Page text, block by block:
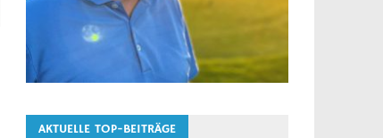
AKTUELLE TOP-BEITRÄGE